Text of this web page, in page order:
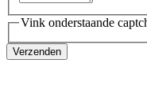
Vink onderstaande
Verzenden